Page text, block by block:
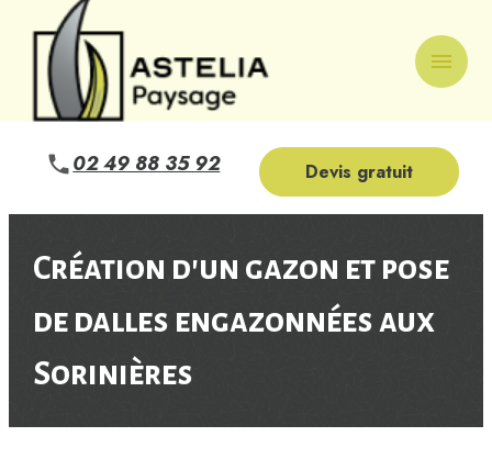
menu
02 49 88 35 92 Devis gratuit
Création d'un gazon et pose
de dalles engazonnées aux
Sorinières
Panneau de gestion des cookies